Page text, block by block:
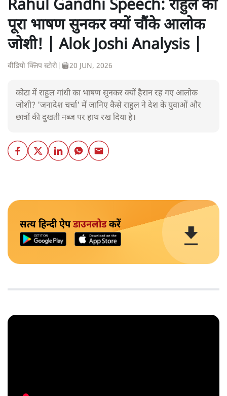
Rahul Gandhi Speech: राहुल का
पूरा भाषण सुनकर क्यों चौंके आलोक
जोशी! | Alok Joshi Analysis |
वीडियो क्लिप स्टोरी 20 JUN, 2026
कोटा में राहुल गांधी का भाषण सुनकर क्यों हैरान रह गए आलोक
जोशी? 'जनादेश चर्चा' में जानिए कैसे राहुल ने देश के युवाओं और
छात्रों की दुखती नब्ज पर हाथ रख दिया है।
सत्य हिन्दी ऐपडाउनलोडकरें